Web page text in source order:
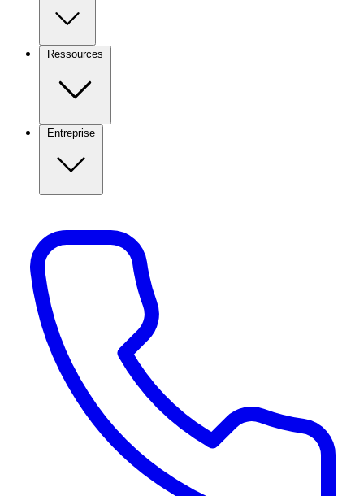
Ressources
Entreprise